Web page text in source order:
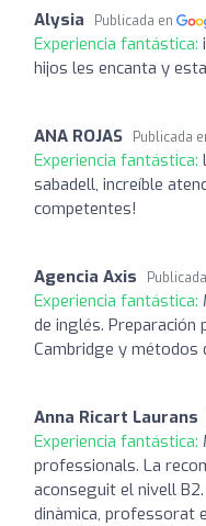
Alysia Publicada en
Experiencia fantástica:
hijos les encanta y
ANA ROJAS Publicada
Experiencia fantástica:
sabadell, increíble
competentes!
Agencia Axis
Experiencia fantástica:
de inglés. Preparación
Cambridge y métodos
Anna Ricart Laurans
Experiencia fantástica:
professionals. La
aconseguit el nivell
dinàmica, professorat